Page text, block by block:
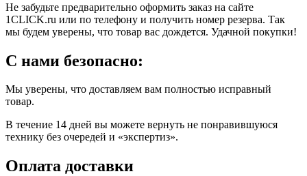
Не забудьте предварительно оформить заказ на сайте
1CLICK.ru или по телефону и получить номер резерва. Так
мы будем уверены, что товар вас дождется. Удачной покупки!
С нами безопасно:
Мы уверены, что доставляем вам полностью исправный
товар.
В течение 14 дней вы можете вернуть не понравившуюся
технику без очередей и «экспертиз».
Оплата доставки